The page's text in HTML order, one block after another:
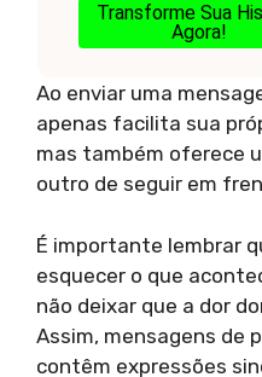
Transforme Sua
Agora!
Ao enviar uma
apenas facilita sua
mas também oferece
outro de seguir em
É importante lembrar
esquecer o que
não deixar que a dor
Assim, mensagens de
contêm expressões